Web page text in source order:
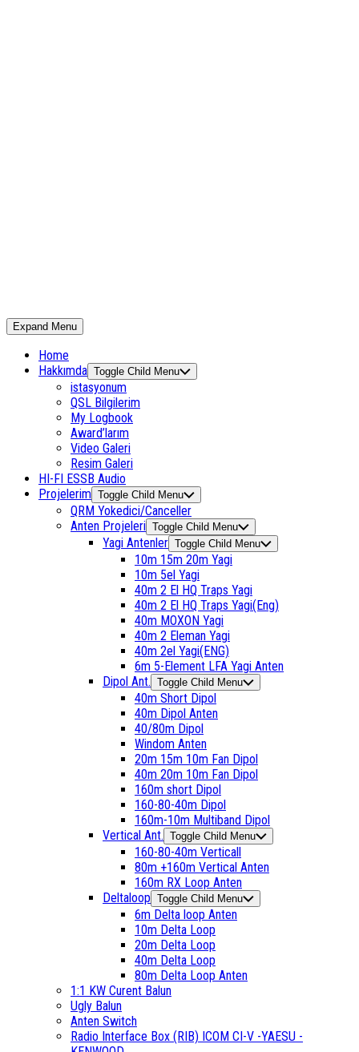
Expand Menu
Home
Hakkımda Toggle Child Menu
istasyonum
QSL Bilgilerim
My Logbook
Award’larım
Video Galeri
Resim Galeri
HI-FI ESSB Audio
Projelerim Toggle Child Menu
QRM Yokedici/Canceller
Anten Projeleri Toggle Child Menu
Yagi Antenler Toggle Child Menu
10m 15m 20m Yagi
10m 5el Yagi
40m 2 El HQ Traps Yagi
40m 2 El HQ Traps Yagi(Eng)
40m MOXON Yagi
40m 2 Eleman Yagi
40m 2el Yagi(ENG)
6m 5-Element LFA Yagi Anten
Dipol Ant. Toggle Child Menu
40m Short Dipol
40m Dipol Anten
40/80m Dipol
Windom Anten
20m 15m 10m Fan Dipol
40m 20m 10m Fan Dipol
160m short Dipol
160-80-40m Dipol
160m-10m Multiband Dipol
Vertical Ant. Toggle Child Menu
160-80-40m Verticall
80m +160m Vertical Anten
160m RX Loop Anten
Deltaloop Toggle Child Menu
6m Delta loop Anten
10m Delta Loop
20m Delta Loop
40m Delta Loop
80m Delta Loop Anten
1:1 KW Curent Balun
Ugly Balun
Anten Switch
Radio Interface Box (RIB) ICOM CI-V -YAESU -